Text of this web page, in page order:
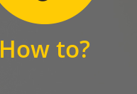
How to?
Hier finden Sie